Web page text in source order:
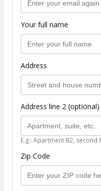
Your full name
Address
Address line 2 (optional)
E.g.: Apartment B2, second
Zip Code